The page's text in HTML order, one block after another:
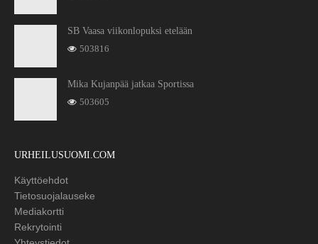
SB Vaasa viikonlopuksi etelään
503816
Mika Kujanpää jatkaa Sportissa
503605
URHEILUSUOMI.COM
Käyttöehdot
Tietosuojalauseke
Mediakortti
Rekrytointi